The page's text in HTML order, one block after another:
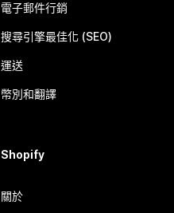
電子郵件行銷
搜尋引擎最佳化 (SEO)
運送
幣別和翻譯
Shopify
關於